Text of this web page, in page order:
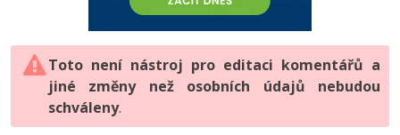
HTML5, CSS3, Bootstrap, SEO
SQL a databáze
Testování a verzování
PHP
JavaScript
Python
Vývojář mobilních aplikací
C# Game developer
-80%
JavaScript -80%
PHP -80%
Digitální gramotnost
Marketing
WordPress
-80%
Adobe Illustrator -80%
Adobe Lightroom
Toto není nástroj pro editaci komentářů a
jiné změny než osobních údajů nebudou
schváleny.